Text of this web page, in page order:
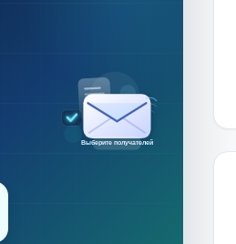
Рассылка за несколько минут